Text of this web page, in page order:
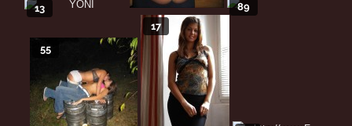
13 89
55
17